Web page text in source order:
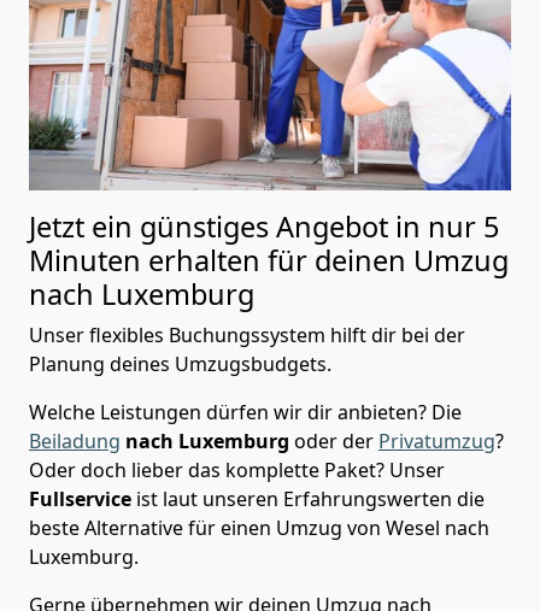
Jetzt ein günstiges Angebot in nur 5
Minuten erhalten für deinen Umzug
nach Luxemburg
Unser flexibles Buchungssystem hilft dir bei der
Planung deines Umzugsbudgets.
Welche Leistungen dürfen wir dir anbieten? Die
Beiladung nach Luxemburg oder der Privatumzug?
Oder doch lieber das komplette Paket? Unser
Fullservice ist laut unseren Erfahrungswerten die
beste Alternative für einen Umzug von Wesel nach
Luxemburg.
Gerne übernehmen wir deinen Umzug nach